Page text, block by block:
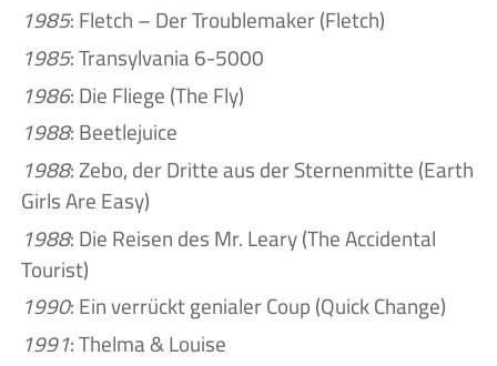
1985: Fletch – Der Troublemaker (Fletch)
1985: Transylvania 6-5000
1986: Die Fliege (The Fly)
1988: Beetlejuice
1988: Zebo, der Dritte aus der Sternenmitte (Earth
Girls Are Easy)
1988: Die Reisen des Mr. Leary (The Accidental
Tourist)
1990: Ein verrückt genialer Coup (Quick Change)
1991: Thelma & Louise